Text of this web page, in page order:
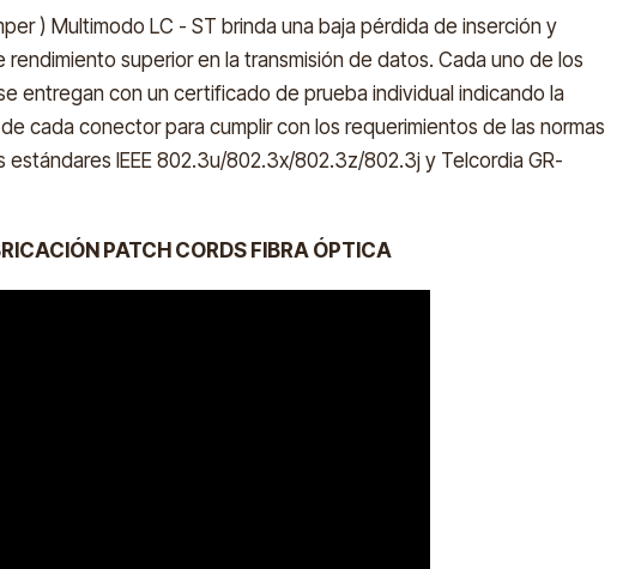
) Multimodo LC - ST brinda una baja pérdida de inserción y
rendimiento superior en la transmisión de datos. Cada uno de los
entregan con un certificado de prueba individual indicando la
cada conector para cumplir con los requerimientos de las normas
estándares IEEE 802.3u/802.3x/802.3z/802.3j y Telcordia GR-
PATCH CORDS FIBRA ÓPTICA